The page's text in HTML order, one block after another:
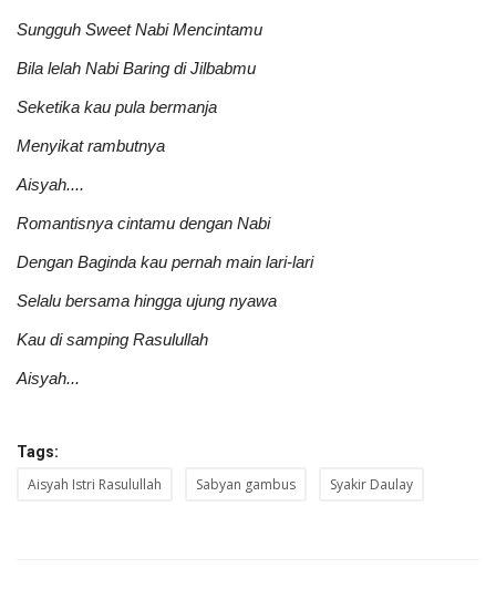
Sungguh Sweet Nabi Mencintamu
Bila lelah Nabi Baring di Jilbabmu
Seketika kau pula bermanja
Menyikat rambutnya
Aisyah....
Romantisnya cintamu dengan Nabi
Dengan Baginda kau pernah main lari-lari
Selalu bersama hingga ujung nyawa
Kau di samping Rasulullah
Aisyah...
Tags:
Aisyah Istri Rasulullah Sabyan gambus Syakir Daulay